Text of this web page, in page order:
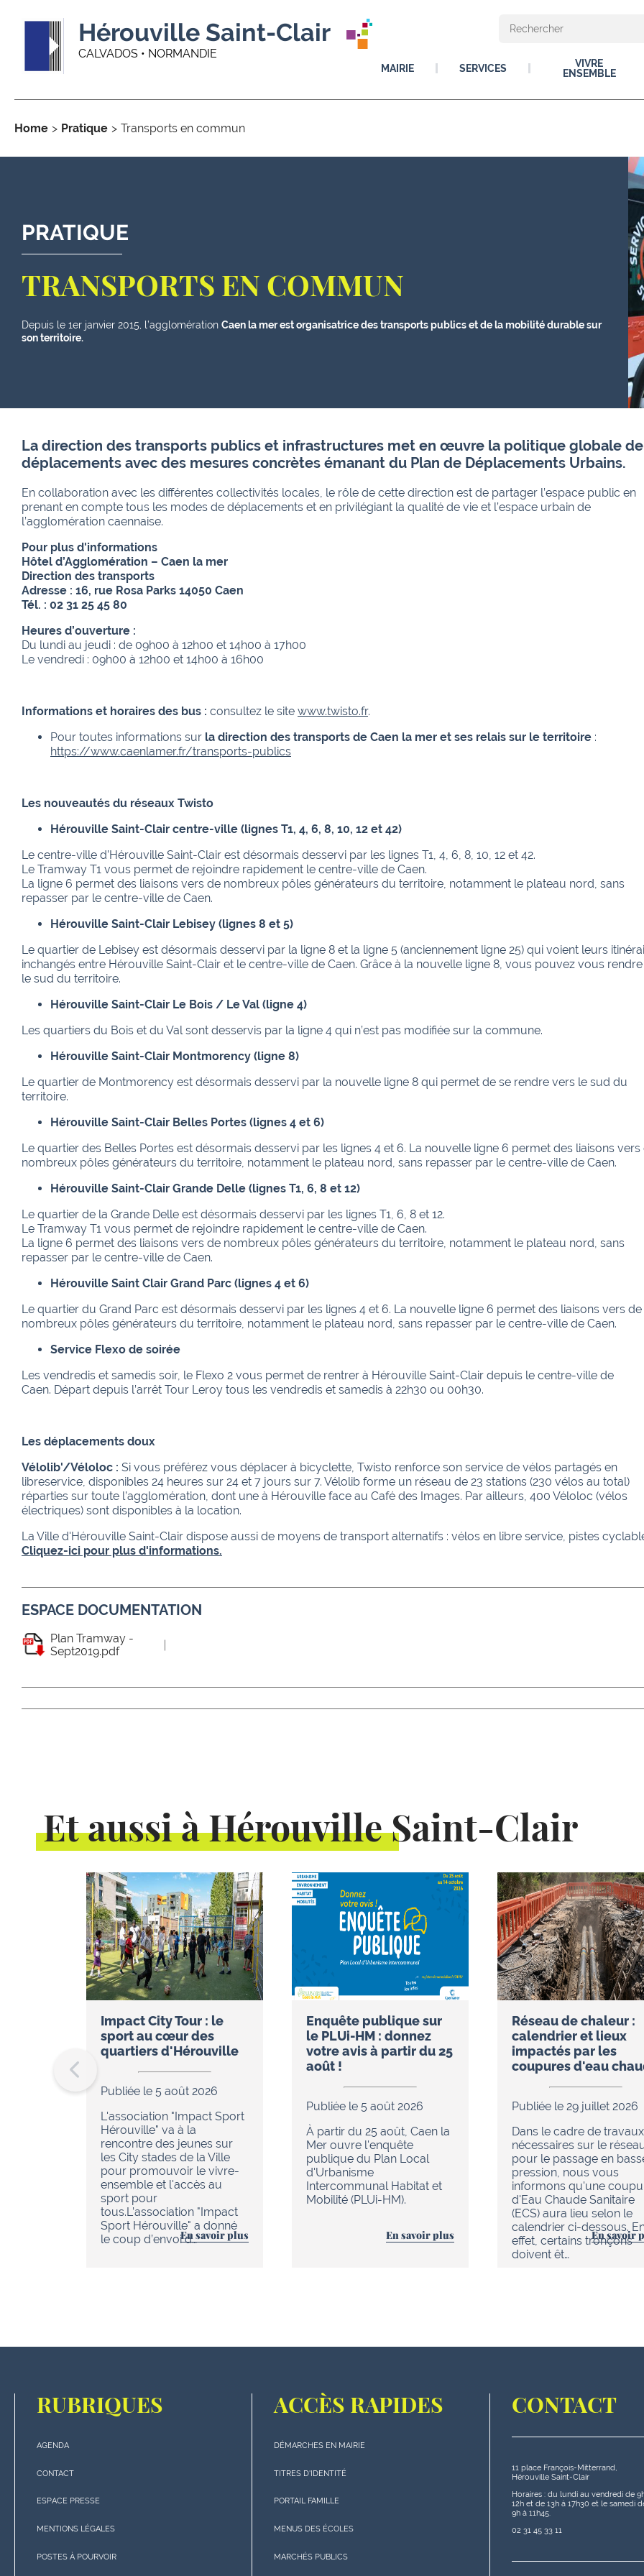
Hérouville Saint-Clair
CALVADOS • NORMANDIE
MAIRIE SERVICES
VIVRE
ENSEMBLE
Home Pratique Transports en commun
PRATIQUE
TRANSPORTS EN COMMUN
Depuis le 1er janvier 2015, l’agglomération Caen la mer est organisatrice des transports publics et de la mobilité durable sur
son territoire.
La direction des transports publics et infrastructures met en œuvre la politique globale de
déplacements avec des mesures concrètes émanant du Plan de Déplacements Urbains.
En collaboration avec les différentes collectivités locales, le rôle de cette direction est de partager l’espace public en
prenant en compte tous les modes de déplacements et en privilégiant la qualité de vie et l’espace urbain de
l’agglomération caennaise.
Pour plus d'informations
Hôtel d’Agglomération – Caen la mer
Direction des transports
Adresse : 16, rue Rosa Parks 14050 Caen
Tél. : 02 31 25 45 80
Heures d’ouverture :
Du lundi au jeudi : de 09h00 à 12h00 et 14h00 à 17h00
Le vendredi : 09h00 à 12h00 et 14h00 à 16h00
Informations et horaires des bus : consultez le site www.twisto.fr.
Pour toutes informations sur la direction des transports de Caen la mer et ses relais sur le territoire :
https://www.caenlamer.fr/transports-publics
Les nouveautés du réseaux Twisto
Hérouville Saint-Clair centre-ville (lignes T1, 4, 6, 8, 10, 12 et 42)
Le centre-ville d’Hérouville Saint-Clair est désormais desservi par les lignes T1, 4, 6, 8, 10, 12 et 42.
Le Tramway T1 vous permet de rejoindre rapidement le centre-ville de Caen.
La ligne 6 permet des liaisons vers de nombreux pôles générateurs du territoire, notamment le plateau nord, sans
repasser par le centre-ville de Caen.
Hérouville Saint-Clair Lebisey (lignes 8 et 5)
Le quartier de Lebisey est désormais desservi par la ligne 8 et la ligne 5 (anciennement ligne 25) qui voient leurs
inchangés entre Hérouville Saint-Clair et le centre-ville de Caen. Grâce à la nouvelle ligne 8, vous pouvez vous
le sud du territoire.
Hérouville Saint-Clair Le Bois / Le Val (ligne 4)
Les quartiers du Bois et du Val sont desservis par la ligne 4 qui n’est pas modifiée sur la commune.
Hérouville Saint-Clair Montmorency (ligne 8)
Le quartier de Montmorency est désormais desservi par la nouvelle ligne 8 qui permet de se rendre vers le sud du
territoire.
Hérouville Saint-Clair Belles Portes (lignes 4 et 6)
Le quartier des Belles Portes est désormais desservi par les lignes 4 et 6. La nouvelle ligne 6 permet des liaisons vers
nombreux pôles générateurs du territoire, notamment le plateau nord, sans repasser par le centre-ville de Caen.
Hérouville Saint-Clair Grande Delle (lignes T1, 6, 8 et 12)
Le quartier de la Grande Delle est désormais desservi par les lignes T1, 6, 8 et 12.
Le Tramway T1 vous permet de rejoindre rapidement le centre-ville de Caen.
La ligne 6 permet des liaisons vers de nombreux pôles générateurs du territoire, notamment le plateau nord, sans
repasser par le centre-ville de Caen.
Hérouville Saint Clair Grand Parc (lignes 4 et 6)
Le quartier du Grand Parc est désormais desservi par les lignes 4 et 6. La nouvelle ligne 6 permet des liaisons vers de
nombreux pôles générateurs du territoire, notamment le plateau nord, sans repasser par le centre-ville de Caen.
Service Flexo de soirée
Les vendredis et samedis soir, le Flexo 2 vous permet de rentrer à Hérouville Saint-Clair depuis le centre-ville de
Caen. Départ depuis l’arrêt Tour Leroy tous les vendredis et samedis à 22h30 ou 00h30.
Les déplacements doux
Vélolib'/Véloloc : Si vous préférez vous déplacer à bicyclette, Twisto renforce son service de vélos partagés en
libreservice, disponibles 24 heures sur 24 et 7 jours sur 7. Vélolib forme un réseau de 23 stations (230 vélos au total)
réparties sur toute l’agglomération, dont une à Hérouville face au Café des Images. Par ailleurs, 400 Véloloc (vélos
électriques) sont disponibles à la location.
La Ville d'Hérouville Saint-Clair dispose aussi de moyens de transport alternatifs : vélos en libre service, pistes
Cliquez-ici pour plus d'informations.
ESPACE DOCUMENTATION
Plan Tramway -
Sept2019.pdf
Et aussi à Hérouville Saint-Clair
Impact City Tour : le
sport au cœur des
quartiers d'Hérouville
Publiée le 5 août 2026
L'association "Impact Sport
Hérouville" va à la
rencontre des jeunes sur
les City stades de la Ville
pour promouvoir le vivre-
ensemble et l'accès au
sport pour
tous.L’association "Impact
Sport Hérouville" a donné
le coup d’envoi d…En savoir plus
Enquête publique sur
le PLUi-HM : donnez
votre avis à partir du 25
août !
Publiée le 5 août 2026
À partir du 25 août, Caen la
Mer ouvre l'enquête
publique du Plan Local
d'Urbanisme
Intercommunal Habitat et
Mobilité (PLUi-HM).
En savoir plus
Réseau de chaleur :
calendrier et lieux
impactés par les
coupures d'eau
Publiée le 29 juillet 2026
Dans le cadre de travaux
nécessaires sur le
pour le passage en
pression, nous vous
informons qu'une
d'Eau Chaude Sanitaire
(ECS) aura lieu selon le
calendrier ci-dessous.
effet, certains tronçons
doivent êt…
En savoir
RUBRIQUES
"rubriques"
en
de
page
AGENDA
CONTACT
ESPACE PRESSE
MENTIONS LÉGALES
POSTES À POURVOIR
ACCÈS RAPIDES
"Accès
rapides"
bas
DÉMARCHES EN MAIRIE
TITRES D'IDENTITÉ
PORTAIL FAMILLE
MENUS DES ÉCOLES
MARCHÉS PUBLICS
CONTACT
11 place François-Mitterrand,
Hérouville Saint-Clair
Horaires : du lundi au vendredi de
12h et de 13h à 17h30 et le samedi
9h à 11h45.
02 31 45 33 11